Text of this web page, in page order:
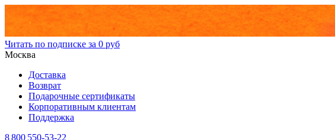
Читать по подписке за 0 руб
Москва
Доставка
Возврат
Подарочные сертификаты
Корпоративным клиентам
Поддержка
8 800 550-53-22